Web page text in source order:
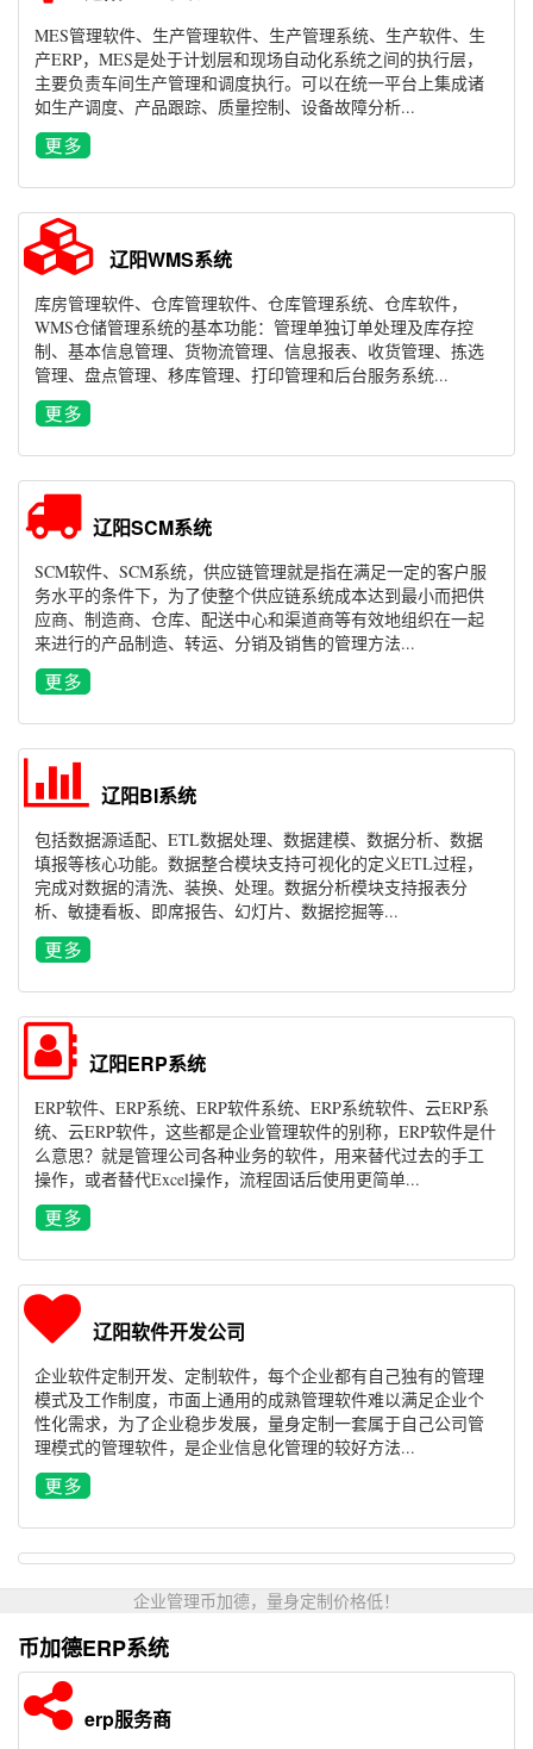
MES管理软件、生产管理软件、生产管理系统、生产软件、生
产ERP，MES是处于计划层和现场自动化系统之间的执行层，
主要负责车间生产管理和调度执行。可以在统一平台上集成诸
如生产调度、产品跟踪、质量控制、设备故障分析...
辽阳WMS系统
库房管理软件、仓库管理软件、仓库管理系统、仓库软件，
WMS仓储管理系统的基本功能：管理单独订单处理及库存控
制、基本信息管理、货物流管理、信息报表、收货管理、拣选
管理、盘点管理、移库管理、打印管理和后台服务系统...
辽阳SCM系统
SCM软件、SCM系统，供应链管理就是指在满足一定的客户服
务水平的条件下，为了使整个供应链系统成本达到最小而把供
应商、制造商、仓库、配送中心和渠道商等有效地组织在一起
来进行的产品制造、转运、分销及销售的管理方法...
辽阳BI系统
包括数据源适配、ETL数据处理、数据建模、数据分析、数据
填报等核心功能。数据整合模块支持可视化的定义ETL过程，
完成对数据的清洗、装换、处理。数据分析模块支持报表分
析、敏捷看板、即席报告、幻灯片、数据挖掘等...
辽阳ERP系统
ERP软件、ERP系统、ERP软件系统、ERP系统软件、云ERP系
统、云ERP软件，这些都是企业管理软件的别称，ERP软件是什
么意思？就是管理公司各种业务的软件，用来替代过去的手工
操作，或者替代Excel操作，流程固话后使用更简单...
辽阳软件开发公司
企业软件定制开发、定制软件，每个企业都有自己独有的管理
模式及工作制度，市面上通用的成熟管理软件难以满足企业个
性化需求，为了企业稳步发展，量身定制一套属于自己公司管
理模式的管理软件，是企业信息化管理的较好方法...
企业管理币加德，量身定制价格低！
币加德ERP系统
erp服务商